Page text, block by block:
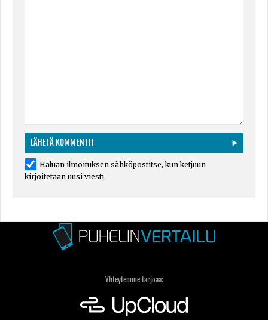
Haluan ilmoituksen sähköpostitse, kun ketjuun
kirjoitetaan uusi viesti.
Yhteytemme tarjoaa: